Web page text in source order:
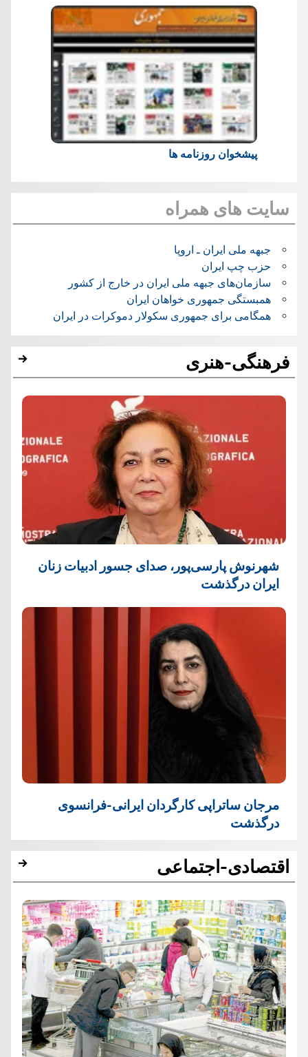
پیشخوان روزنامه ها
سایت های همراه
جبهه ملی ایران ـ اروپا
حزب چپ ایران
سازمان‌های جبهه ملی ایران در خارج از کشور
همبستگی جمهوری خواهان ایران
همگامی برای جمهوری سکولار دموکرات در ایران
فرهنگی-هنری
شهرنوش پارسی‌پور، صدای جسور ادبیات زنان
ایران درگذشت
مرجان ساتراپی کارگردان ایرانی-فرانسوی
درگذشت
اقتصادی-اجتماعی